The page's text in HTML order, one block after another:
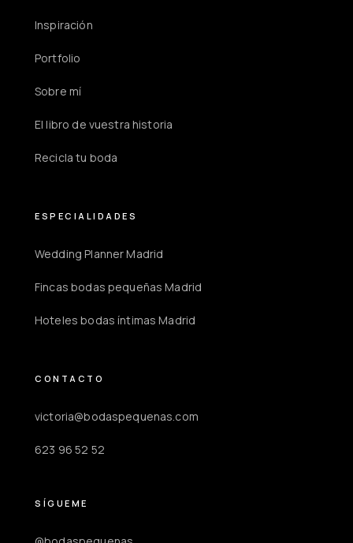
Inspiración
Portfolio
Sobre mí
El libro de vuestra historia
Recicla tu boda
ESPECIALIDADES
Wedding Planner Madrid
Fincas bodas pequeñas Madrid
Hoteles bodas íntimas Madrid
CONTACTO
victoria@bodaspequenas.com
623 96 52 52
SÍGUEME